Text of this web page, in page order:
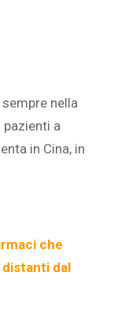
nella
pazienti a
in Cina, in
che
dal